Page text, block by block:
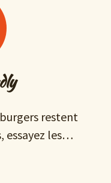
restent
essayez les…